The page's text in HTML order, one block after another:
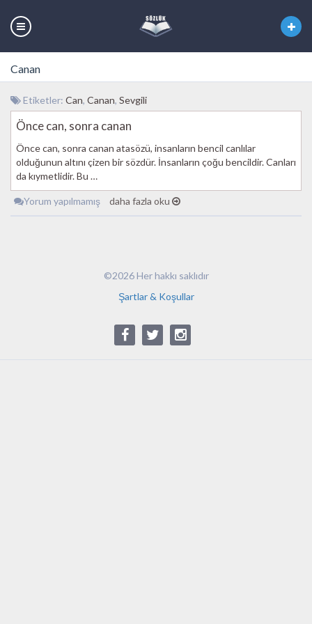
Canan
Etiketler: Can, Canan, Sevgili
Önce can, sonra canan
Önce can, sonra canan atasözü, insanların bencil canlılar
olduğunun altını çizen bir sözdür. İnsanların çoğu bencildir. Canları
da kıymetlidir. Bu …
Yorum yapılmamış daha fazla oku
©2026 Her hakkı saklıdır
Şartlar & Koşullar